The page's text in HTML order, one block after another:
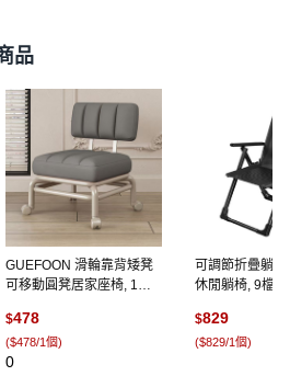
品
GUEFOON 滑輪靠背矮凳
可移動圓凳居家座椅, 1件,
示
$478
($478/1個)
0
可調節折疊躺椅
休閒躺椅, 9檔
能下一件), 1件
$829
($829/1個)